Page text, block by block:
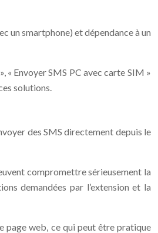
un smartphone) et dépendance à un
« Envoyer SMS PC avec carte SIM »
solutions.
des SMS directement depuis le
compromettre sérieusement la
demandées par l’extension et la
page web, ce qui peut être pratique